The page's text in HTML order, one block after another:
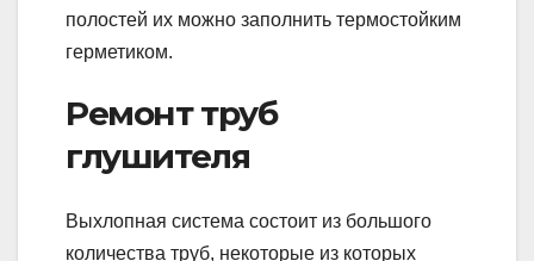
полостей их можно заполнить термостойким
герметиком.
Ремонт труб
глушителя
Выхлопная система состоит из большого
количества труб, некоторые из которых